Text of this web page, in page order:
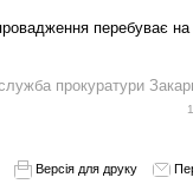
перебуває на
прокуратури
Версія для друку